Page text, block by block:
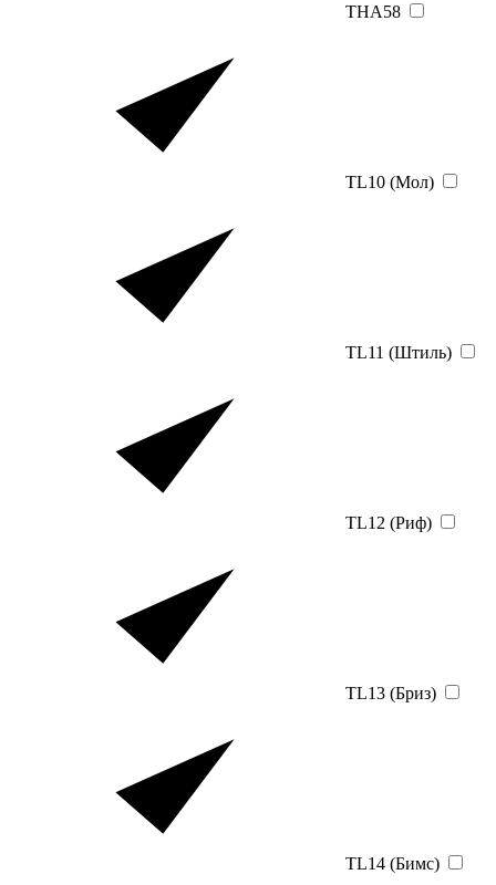
THA58
TL10 (Мол)
TL11 (Штиль)
TL12 (Риф)
TL13 (Бриз)
TL14 (Бимс)